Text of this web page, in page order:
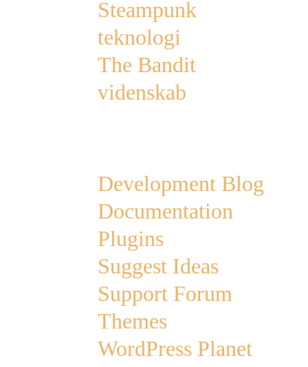
Steampunk
teknologi
The Bandit
videnskab
Development Blog
Documentation
Plugins
Suggest Ideas
Support Forum
Themes
WordPress Planet